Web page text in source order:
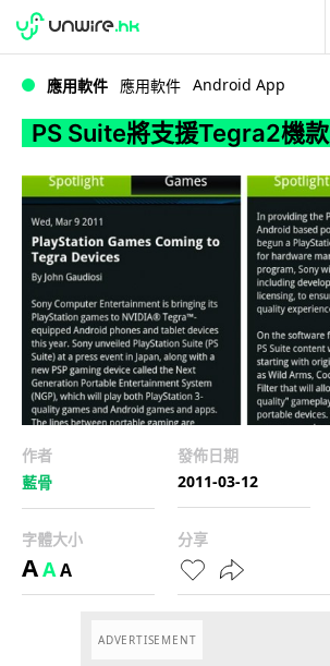
PS Suite將支援Tegra2機款
WWDC 2026
應用軟件 應用軟件 Android App
PS Suite將支援Tegra2機款
作者
藍骨
發佈日期
2011-03-12
字體大小
AAA
分享
ADVERTISEMENT